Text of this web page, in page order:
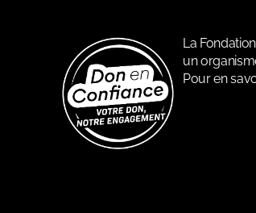
La
un
Pour en